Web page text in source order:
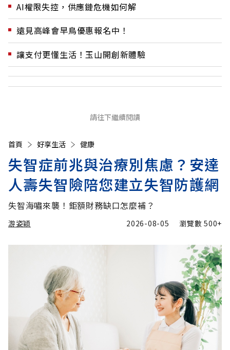
AI權限失控，供應鏈危機如何解
遠見高峰會早鳥優惠報名中！
讓支付更懂生活！玉山開創新體驗
請往下繼續閱讀
首頁 好享生活 健康
失智症前兆與治療別焦慮？安達
人壽失智險陪您建立失智防護網
失智海嘯來襲！鉅額財務缺口怎麼補？
游姿穎 2026-08-05 瀏覽數500+